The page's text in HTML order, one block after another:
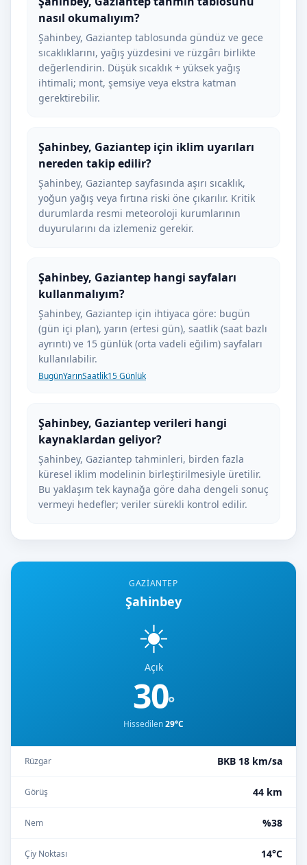
GAZIANTEP
Şahinbey
☀️
Açık
30°
Hissedilen29°C
Rüzgar BKB 18 km/sa
Görüş 44 km
Nem %38
Çiy Noktası 14°C
nasıl okumalıyım?
Şahinbey, Gaziantep tablosunda gündüz ve gece
sıcaklıklarını, yağış yüzdesini ve rüzgârı birlikte
değerlendirin. Düşük sıcaklık + yüksek yağış
ihtimali; mont, şemsiye veya ekstra katman
gerektirebilir.
Şahinbey, Gaziantep için iklim uyarıları
nereden takip edilir?
Şahinbey, Gaziantep sayfasında aşırı sıcaklık,
yoğun yağış veya fırtına riski öne çıkarılır. Kritik
durumlarda resmi meteoroloji kurumlarının
duyurularını da izlemeniz gerekir.
Şahinbey, Gaziantep hangi sayfaları
kullanmalıyım?
Şahinbey, Gaziantep için ihtiyaca göre: bugün
(gün içi plan), yarın (ertesi gün), saatlik (saat bazlı
ayrıntı) ve 15 günlük (orta vadeli eğilim) sayfaları
kullanılabilir.
BugünYarınSaatlik15 Günlük
Şahinbey, Gaziantep verileri hangi
kaynaklardan geliyor?
Şahinbey, Gaziantep tahminleri, birden fazla
küresel iklim modelinin birleştirilmesiyle üretilir.
Bu yaklaşım tek kaynağa göre daha dengeli sonuç
vermeyi hedefler; veriler sürekli kontrol edilir.